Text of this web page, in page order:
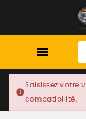

info
Saisissez votre
compatibilité.